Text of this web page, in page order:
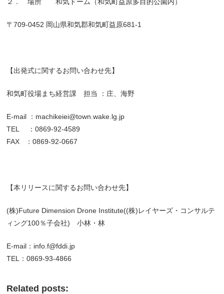
〒709-0452 岡山県和気郡和気町益原681-1
【出発式に関するお問い合わせ先】
和気町役場まち経営課 担当 ：庄、海野
E-mail ：machikeiei@town.wake.lg.jp
TEL ：0869-92-4589
FAX ：0869-92-0667
【本リリースに関するお問い合わせ先】
(株)Future Dimension Drone Institute((株)レイヤーズ・コンサルテ
ィング100％子会社) 小林・林
E-mail：info.f@fddi.jp
TEL：0869-93-4866
Related posts: